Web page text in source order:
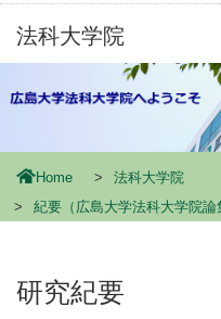
法科大学院
Home
法科大学院
紀要（広島大学法科大学院論
研究紀要